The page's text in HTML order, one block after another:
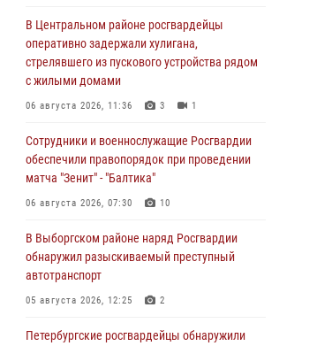
В Центральном районе росгвардейцы
оперативно задержали хулигана,
стрелявшего из пускового устройства рядом
с жилыми домами
06 августа 2026, 11:36 3 1
Сотрудники и военнослужащие Росгвардии
обеспечили правопорядок при проведении
матча "Зенит" - "Балтика"
06 августа 2026, 07:30 10
В Выборгском районе наряд Росгвардии
обнаружил разыскиваемый преступный
автотранспорт
05 августа 2026, 12:25 2
Петербургские росгвардейцы обнаружили